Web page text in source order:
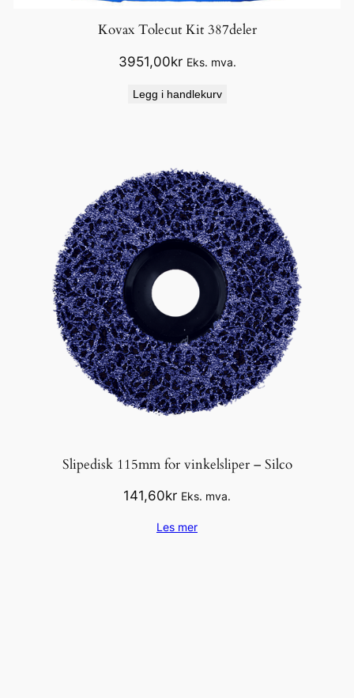
Kovax Tolecut Kit 387deler
3951,00kr Eks. mva.
Legg i handlekurv
Slipedisk 115mm for vinkelsliper – Silco
141,60kr Eks. mva.
Les mer